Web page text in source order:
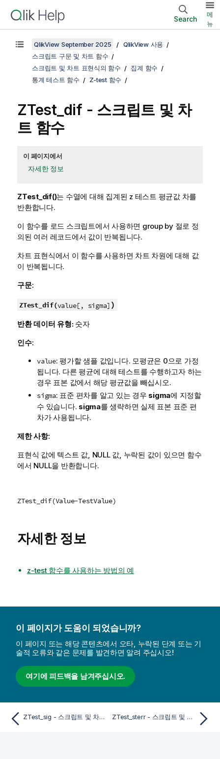
Search
메
뉴
QlikView September 2025
QlikView 사용
스크립트 구문 및 차트 함수
스크립트 및 차트 표현식의 함수
집계 함수
통계 테스트 함수
Z-test 함수
ZTest_dif - 스크립트 및 차
트 함수
이 페이지에서
자세한 정보
ZTest_dif()는 수열에 대해 집계된 z 테스트 평균값 차를
반환합니다.
이 함수를 로드 스크립트에서 사용하면 group by 절로 정
의된 여러 레코드에서 값이 반복됩니다.
차트 표현식에서 이 함수를 사용하면 차트 차원에 대해 값
이 반복됩니다.
구문:
ZTest_dif(value[, sigma] )
반환 데이터 유형: 숫자
인수:
value: 평가할 샘플 값입니다. 모평균은 0으로 가정
됩니다. 다른 평균에 대해 테스트를 수행하고자 하는
경우 표본 값에서 해당 평균값을 빼십시오.
sigma: 표준 편차를 알고 있는 경우 sigma에 지정할
수 있습니다. sigma를 생략하면 실제 표본 표준 편
차가 사용됩니다.
제한 사항:
표현식 값에 텍스트 값, NULL값, 누락된 값이 있으면 함수
에서 NULL을 반환합니다.
ZTest_dif(Value-TestValue)
자세한 정보
z-test 함수를 사용하는 방법의 예
이 페이지가 도움이 되었습니까?
이 페이지 또는 해당 콘텐츠에서 오타, 누락된 단계 또는 기
술적 오류와 같은 문제를 발견하면 알려 주십시오!
여기에 피드백을 남겨주십시오.
ZTest_sig - 스크립트 및 차트 함수 ZTest_sterr - 스크립트 및 차트 함수